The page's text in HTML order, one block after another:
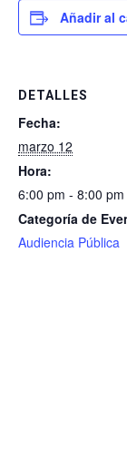
Añadir al
DETALLES
Fecha:
marzo 12
Hora:
6:00 pm - 8:00 pm
Categoría de
Audiencia Pública